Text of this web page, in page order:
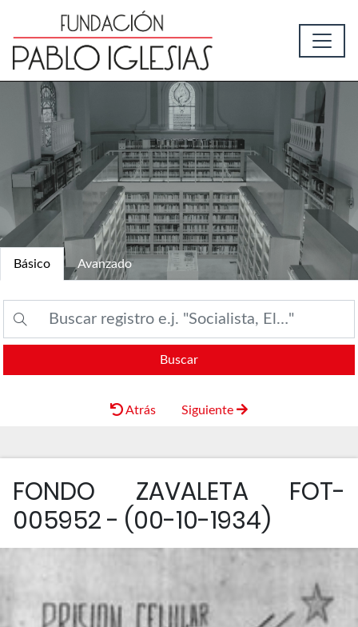
Básico Avanzado
Buscar
Atrás Siguiente
FONDO ZAVALETA FOT-
005952 - (00-10-1934)